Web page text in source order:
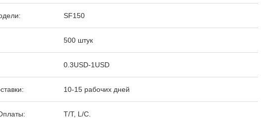
SF150
500 штук
0.3USD-1USD
10-15 рабочих дней
T/T, L/C.